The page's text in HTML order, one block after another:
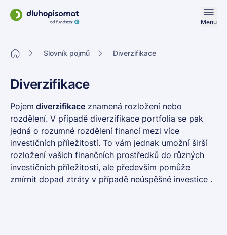
Menu
Slovník pojmů Diverzifikace
Diverzifikace
Pojem diverzifikace znamená rozložení nebo
rozdělení. V případě diverzifikace portfolia se pak
jedná o rozumné rozdělení financí mezi více
investičních příležitostí. To vám jednak umožní širší
rozložení vašich finančních prostředků do různých
investičních příležitostí, ale především pomůže
zmírnit dopad ztráty v případě neúspěšné investice .